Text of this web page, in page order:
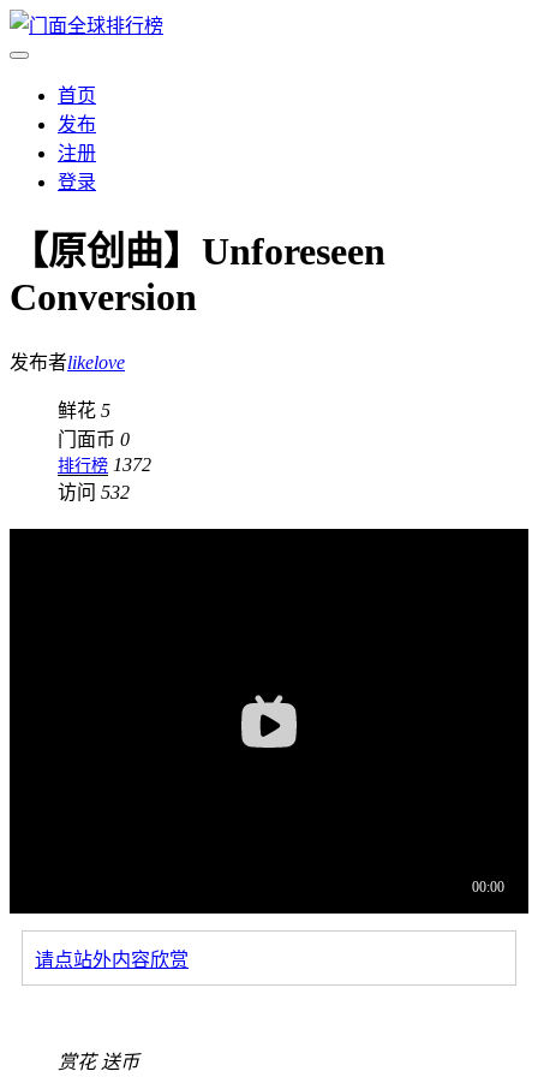
首页
发布
注册
登录
【原创曲】Unforeseen
Conversion
发布者likelove
鲜花 5
门面币 0
排行榜 1372
访问 532
请点站外内容欣赏
赏花 送币